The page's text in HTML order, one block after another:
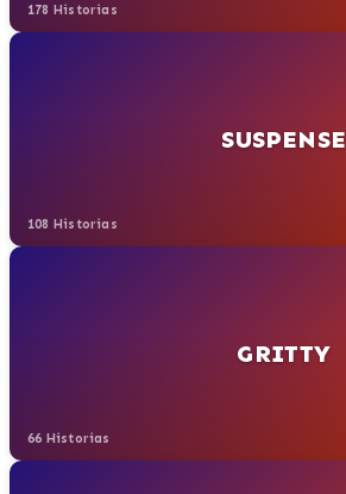
178 Historias
SUSPENSE
108 Historias
GRITTY
66 Historias